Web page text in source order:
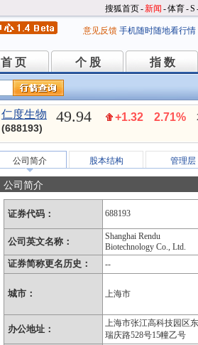
搜狐首页-新闻 -体育-S
意见反馈 手机随时随地看行情
首 页
首 页 个 股
个 股 指 数
指 数
仁度生物
(688193)
49.94 +1.32 2.71%
公司简介 股本结构 管理层
公司简介
证券代码： 688193
公司英文名称：
Shanghai Rendu
Biotechnology Co., Ltd.
证券简称更名历史： --
城市： 上海市
办公地址：
上海市张江高科技园区
瑞庆路528号15幢乙号